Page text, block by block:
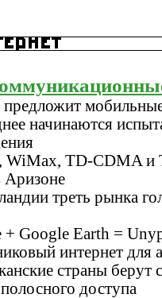
начинаются
TD-CDMA и
треть рынка
+ Google Earth =
интернет для
страны берут
доступа